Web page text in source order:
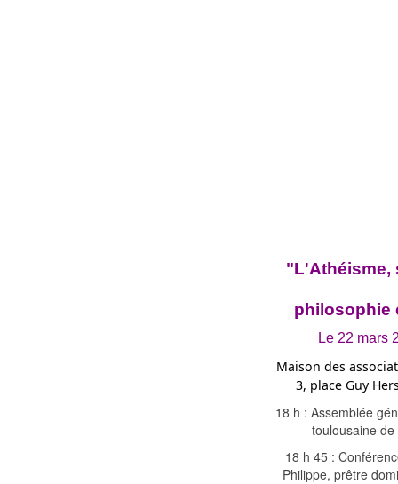
"L'Athéisme,
philosophie
Le 22 mars
Maison des
3, place Guy
18 h : Assemblée
toulousaine
18 h 45 :
Philippe, prêtre